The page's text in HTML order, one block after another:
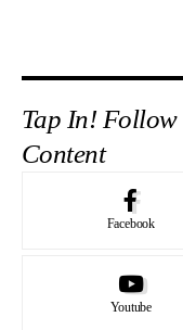
Tap In!
Content
Facebook
Youtube